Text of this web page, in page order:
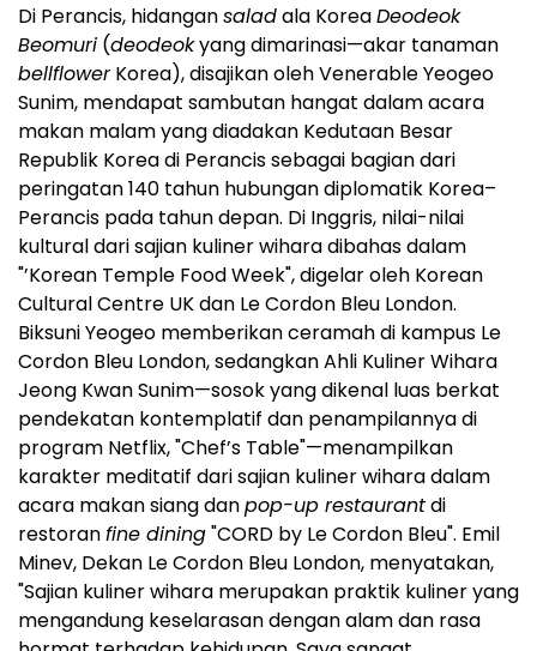
Di Perancis, hidangansaladala KoreaDeodeok
Beomuri (deodeokyang dimarinasi—akar tanaman
bellflowerKorea), disajikan oleh Venerable Yeogeo
Sunim, mendapat sambutan hangat dalam acara
makan malam yang diadakan Kedutaan Besar
Republik Korea di Perancis sebagai bagian dari
peringatan 140 tahun hubungan diplomatik Korea–
Perancis pada tahun depan. Di Inggris, nilai-nilai
kultural dari sajian kuliner wihara dibahas dalam
"’Korean Temple Food Week", digelar oleh Korean
Cultural Centre UK dan Le Cordon Bleu London.
Biksuni Yeogeo memberikan ceramah di kampus Le
Cordon Bleu London, sedangkan Ahli Kuliner Wihara
Jeong Kwan Sunim—sosok yang dikenal luas berkat
pendekatan kontemplatif dan penampilannya di
program Netflix, "Chef’s Table"—menampilkan
karakter meditatif dari sajian kuliner wihara dalam
acara makan siang danpop-up restaurantdi
restoranfine dining"CORD by Le Cordon Bleu". Emil
Minev, Dekan Le Cordon Bleu London, menyatakan,
"Sajian kuliner wihara merupakan praktik kuliner yang
mengandung keselarasan dengan alam dan rasa